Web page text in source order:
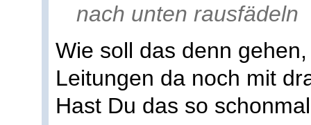
nach unten rausfädeln
Wie soll das denn
Leitungen da noch mit
Hast Du das so